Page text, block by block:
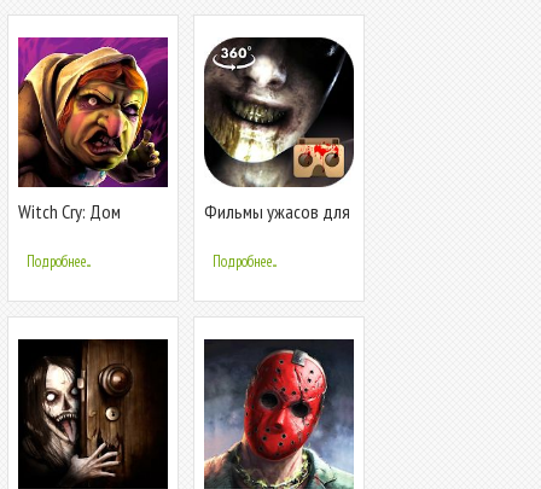
Witch Cry: Дом
Подробнее...
Фильмы ужасов для
Подробнее...